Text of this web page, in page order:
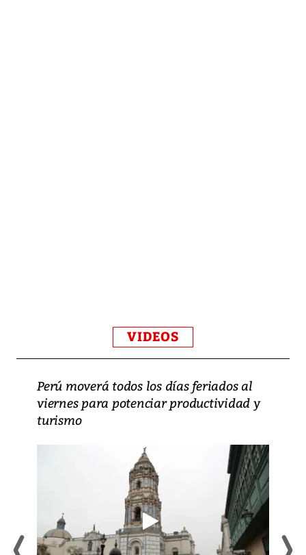
VIDEOS
Perú moverá todos los días feriados al
viernes para potenciar productividad y
turismo